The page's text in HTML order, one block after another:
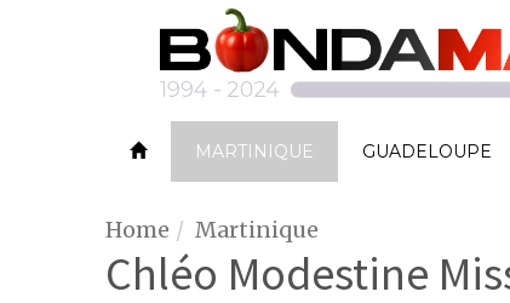
MARTINIQUE GUADELOUPE
Home Martinique
Chléo Modestine